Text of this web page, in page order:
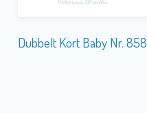
Dubbelt Kort Baby Nr. 858